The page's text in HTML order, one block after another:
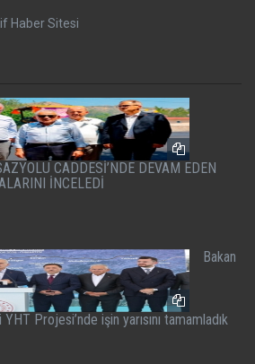
Haber Sitesi
CADDESİ’NDE DEVAM EDEN
İNCELEDİ
Bakan
Projesi’nde işin yarısını tamamladık